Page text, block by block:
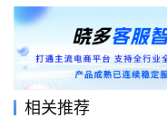
相关推荐